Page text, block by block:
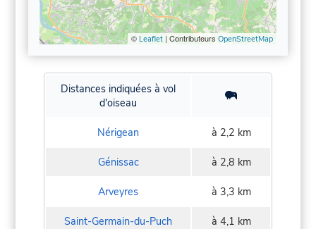
© Leaflet| Contributeurs OpenStreetMap
Distances indiquées à vol
d'oiseau
Nérigean à 2,2 km
Génissac à 2,8 km
Arveyres à 3,3 km
Saint-Germain-du-Puch à 4,1 km